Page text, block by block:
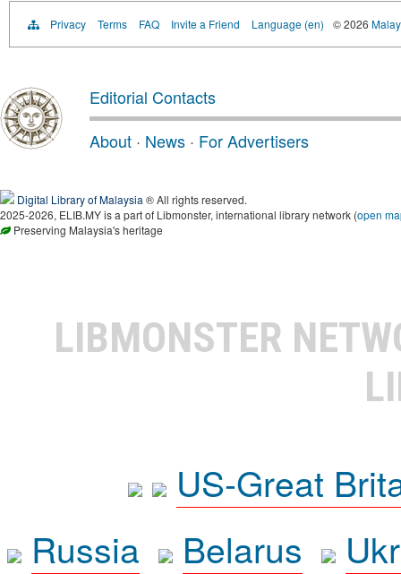
Privacy Terms FAQ Invite a Friend Language (en) © 2026
Editorial Contacts
About · News · For Advertisers
Digital Library of Malaysia ® All rights reserved.
2025-2026, ELIB.MY is a part of Libmonster, international library network (open
Preserving Malaysia's heritage
LIBMONSTER
US-Great
Russia
Belarus